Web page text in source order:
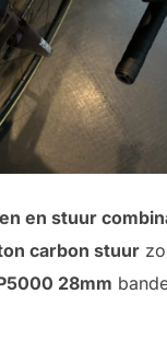
en stuur
carbon stuur
28mm